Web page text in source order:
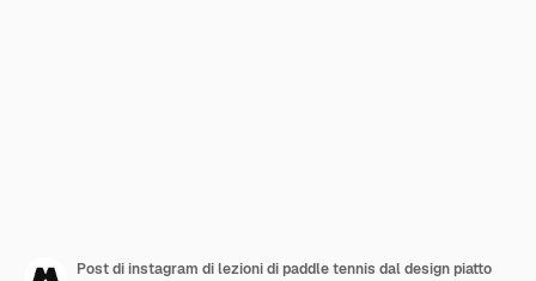
Post di instagram di lezioni di paddle tennis dal design piatto